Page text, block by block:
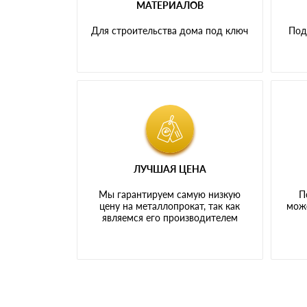
МАТЕРИАЛОВ
Для строительства дома под ключ
ЛУЧШАЯ ЦЕНА
Мы гарантируем самую низкую
цену на металлопрокат, так как
являемся его производителем